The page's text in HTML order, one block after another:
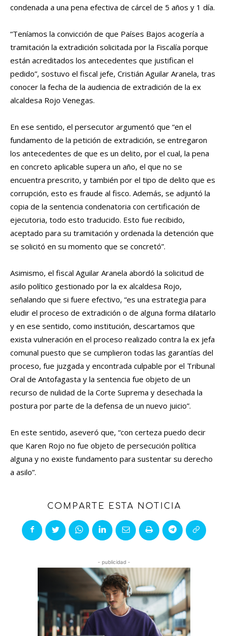
condenada a una pena efectiva de cárcel de 5 años y 1 día.
“Teníamos la convicción de que Países Bajos acogería a
tramitación la extradición solicitada por la Fiscalía porque
están acreditados los antecedentes que justifican el
pedido”, sostuvo el fiscal jefe, Cristián Aguilar Aranela, tras
conocer la fecha de la audiencia de extradición de la ex
alcaldesa Rojo Venegas.
En ese sentido, el persecutor argumentó que “en el
fundamento de la petición de extradición, se entregaron
los antecedentes de que es un delito, por el cual, la pena
en concreto aplicable supera un año, el que no se
encuentra prescrito, y también por el tipo de delito que es
corrupción, esto es fraude al fisco. Además, se adjuntó la
copia de la sentencia condenatoria con certificación de
ejecutoria, todo esto traducido. Esto fue recibido,
aceptado para su tramitación y ordenada la detención que
se solicitó en su momento que se concretó”.
Asimismo, el fiscal Aguilar Aranela abordó la solicitud de
asilo político gestionado por la ex alcaldesa Rojo,
señalando que si fuere efectivo, “es una estrategia para
eludir el proceso de extradición o de alguna forma dilatarlo
y en ese sentido, como institución, descartamos que
exista vulneración en el proceso realizado contra la ex jefa
comunal puesto que se cumplieron todas las garantías del
proceso, fue juzgada y encontrada culpable por el Tribunal
Oral de Antofagasta y la sentencia fue objeto de un
recurso de nulidad de la Corte Suprema y desechada la
postura por parte de la defensa de un nuevo juicio”.
En este sentido, aseveró que, “con certeza puedo decir
que Karen Rojo no fue objeto de persecución política
alguna y no existe fundamento para sustentar su derecho
a asilo”.
COMPARTE ESTA NOTICIA
- publicidad -